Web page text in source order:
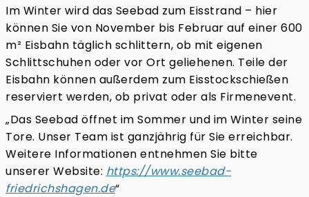
Im Winter wird das Seebad zum Eisstrand – hier
können Sie von November bis Februar auf einer 600
m² Eisbahn täglich schlittern, ob mit eigenen
Schlittschuhen oder vor Ort geliehenen. Teile der
Eisbahn können außerdem zum Eisstockschießen
reserviert werden, ob privat oder als Firmenevent.
„Das Seebad öffnet im Sommer und im Winter seine
Tore. Unser Team ist ganzjährig für Sie erreichbar.
Weitere Informationen entnehmen Sie bitte
unserer Website: https://www.seebad-
friedrichshagen.de“